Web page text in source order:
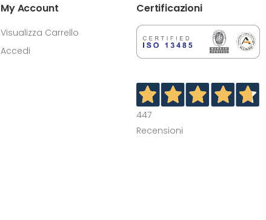
My Account
Visualizza Carrello
Accedi
Certificazioni
447
Recensioni